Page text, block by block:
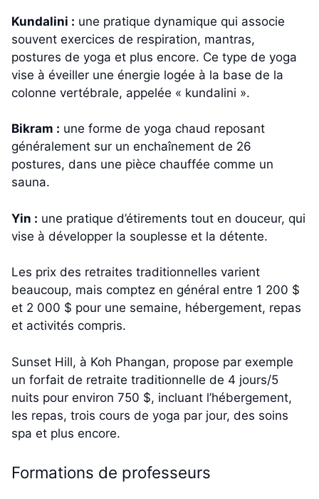
Kundalini : une pratique dynamique qui associe
souvent exercices de respiration, mantras,
postures de yoga et plus encore. Ce type de yoga
vise à éveiller une énergie logée à la base de la
colonne vertébrale, appelée « kundalini ».
Bikram : une forme de yoga chaud reposant
généralement sur un enchaînement de 26
postures, dans une pièce chauffée comme un
sauna.
Yin : une pratique d’étirements tout en douceur, qui
vise à développer la souplesse et la détente.
Les prix des retraites traditionnelles varient
beaucoup, mais comptez en général entre 1 200 $
et 2 000 $ pour une semaine, hébergement, repas
et activités compris.
Sunset Hill, à Koh Phangan, propose par exemple
un forfait de retraite traditionnelle de 4 jours/5
nuits pour environ 750 $, incluant l’hébergement,
les repas, trois cours de yoga par jour, des soins
spa et plus encore.
Formations de professeurs